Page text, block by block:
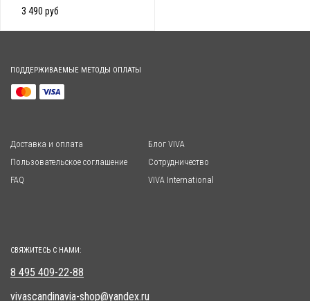
3 490 руб
ПОДДЕРЖИВАЕМЫЕ МЕТОДЫ ОПЛАТЫ
Доставка и оплата
Пользовательское соглашение
FAQ
Блог VIVA
Сотрудничество
VIVA International
СВЯЖИТЕСЬ С НАМИ:
8 495 409-22-88
vivascandinavia-shop@yandex.ru